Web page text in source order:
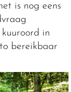
is nog eens
in
bereikbaar